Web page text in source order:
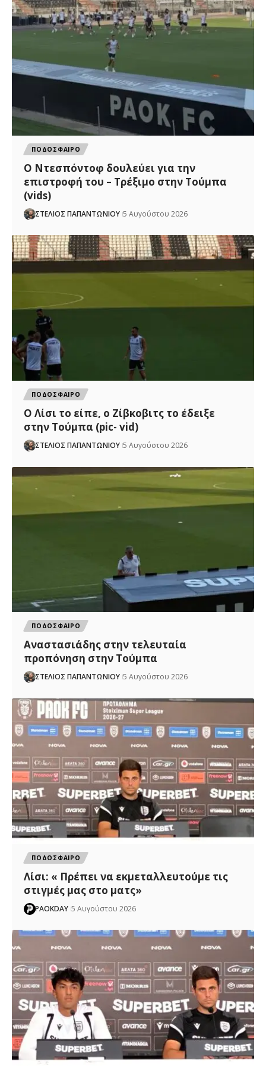
ΠΟΔΟΣΦΑΙΡΟ
Ο Ντεσπόντοφ δουλεύει για την
επιστροφή του – Τρέξιμο στην Τούμπα
(vids)
ΣΤΕΛΙΟΣ ΠΑΠΑΝΤΩΝΙΟΥ 5 Αυγούστου 2026
ΠΟΔΟΣΦΑΙΡΟ
Ο Λίσι το είπε, ο Ζίβκοβιτς το έδειξε
στην Τούμπα (pic- vid)
ΣΤΕΛΙΟΣ ΠΑΠΑΝΤΩΝΙΟΥ 5 Αυγούστου 2026
ΠΟΔΟΣΦΑΙΡΟ
Αναστασιάδης στην τελευταία
προπόνηση στην Τούμπα
ΣΤΕΛΙΟΣ ΠΑΠΑΝΤΩΝΙΟΥ 5 Αυγούστου 2026
ΠΟΔΟΣΦΑΙΡΟ
Λίσι: « Πρέπει να εκμεταλλευτούμε τις
στιγμές μας στο ματς»
PAOKDAY 5 Αυγούστου 2026